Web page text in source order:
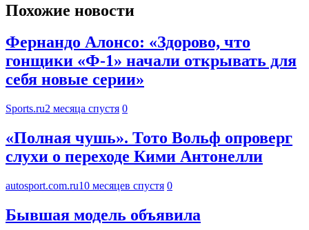
Похожие новости
Фернандо Алонсо: «Здорово, что
гонщики «Ф-1» начали открывать для
себя новые серии»
Sports.ru2 месяца спустя 0
«Полная чушь». Тото Вольф опроверг
слухи о переходе Кими Антонелли
autosport.com.ru10 месяцев спустя 0
Бывшая модель объявила